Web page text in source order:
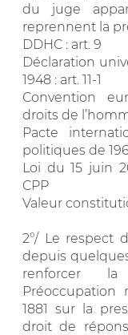
du juge
reprennent la
DDHC : art. 9
Déclaration
1948 : art. 11-1
Convention
droits de
Pacte
politiques de
Loi du 15 juin
CPP
Valeur
2°/ Le respect
depuis
renforcer la
Préoccupation
1881 sur la
droit de